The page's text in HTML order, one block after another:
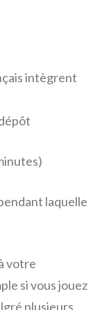
intègrent
laquelle
votre
si vous jouez
plusieurs